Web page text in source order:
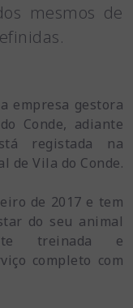
mesmos de
empresa gestora
Conde, adiante
registada na
de Vila do Conde.
de 2017 e tem
do seu animal
treinada e
completo com